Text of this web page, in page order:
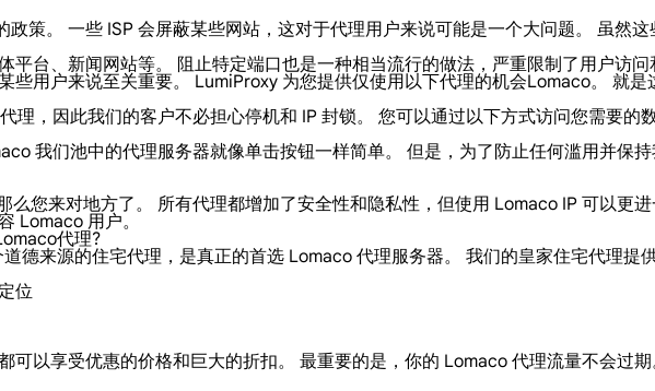
政策。 一些 ISP 会屏蔽某些网站，这对于代理用户来说可能是一个大问题。 虽然
平台、新闻网站等。 阻止特定端口也是一种相当流行的做法，严重限制了用户访问
些用户来说至关重要。 LumiProxy 为您提供仅使用以下代理的机会Lomaco。 就是
理，因此我们的客户不必担心停机和 IP 封锁。 您可以通过以下方式访问您需要的
我们池中的代理服务器就像单击按钮一样简单。 但是，为了防止任何滥用并保
么您来对地方了。 所有代理都增加了安全性和隐私性，但使用 Lomaco IP 可以更
Lomaco 用户。
代理?
德来源的住宅代理，是真正的首选 Lomaco 代理服务器。 我们的皇家住宅代理提供
位
可以享受优惠的价格和巨大的折扣。 最重要的是，你的 Lomaco 代理流量不会过